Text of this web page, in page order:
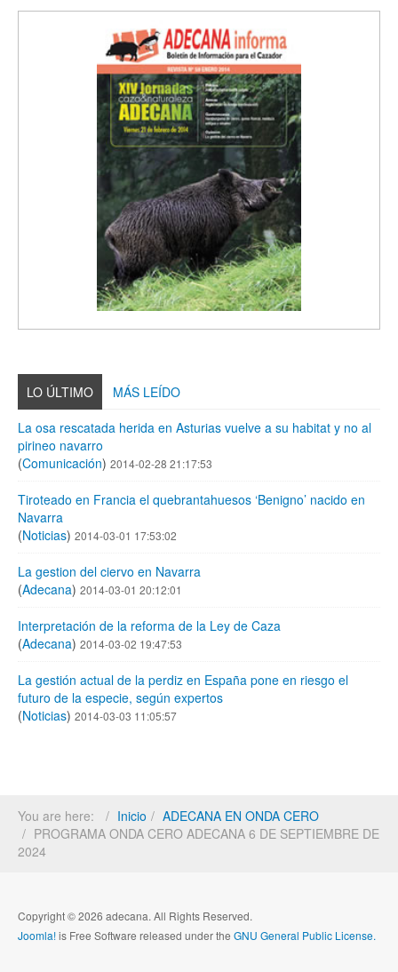
LO ÚLTIMO
MÁS LEÍDO
La osa rescatada herida en Asturias vuelve a su habitat y no al
pirineo navarro
(Comunicación) 2014-02-28 21:17:53
Tiroteado en Francia el quebrantahuesos ‘Benigno’ nacido en
Navarra
(Noticias) 2014-03-01 17:53:02
La gestion del ciervo en Navarra
(Adecana) 2014-03-01 20:12:01
Interpretación de la reforma de la Ley de Caza
(Adecana) 2014-03-02 19:47:53
La gestión actual de la perdiz en España pone en riesgo el
futuro de la especie, según expertos
(Noticias) 2014-03-03 11:05:57
You are here: Inicio
ADECANA EN ONDA CERO
PROGRAMA ONDA CERO ADECANA 6 DE SEPTIEMBRE DE
2024
Copyright © 2026 adecana. All Rights Reserved.
Joomla!is Free Software released under the GNU General Public License.